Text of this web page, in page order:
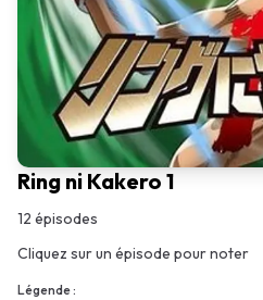
Ring ni Kakero 1
12 épisodes
Cliquez sur un épisode pour noter
Légende :